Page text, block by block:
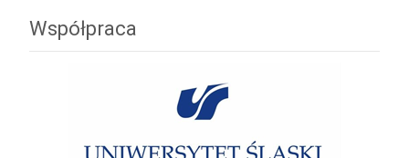
Współpraca